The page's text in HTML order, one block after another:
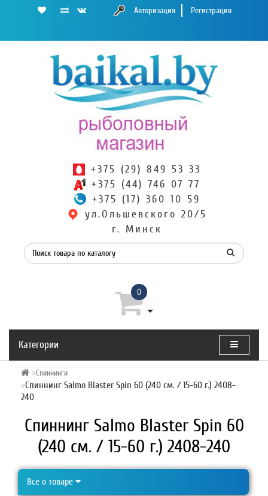
Авторизация Регистрация
+375 (29) 849 53 33
+375 (44) 746 07 77
+375 (17) 360 10 59
ул.Ольшевского 20/5
г. Минск
0
Категории
Спиннинги
Спиннинг Salmo Blaster Spin 60 (240 см. / 15-60 г.) 2408-
240
Спиннинг Salmo Blaster Spin 60
(240 см. / 15-60 г.) 2408-240
Все о товаре